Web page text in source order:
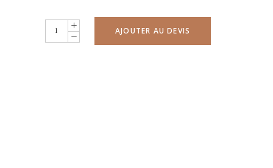
Lot
de
AJOUTER AU DEVIS